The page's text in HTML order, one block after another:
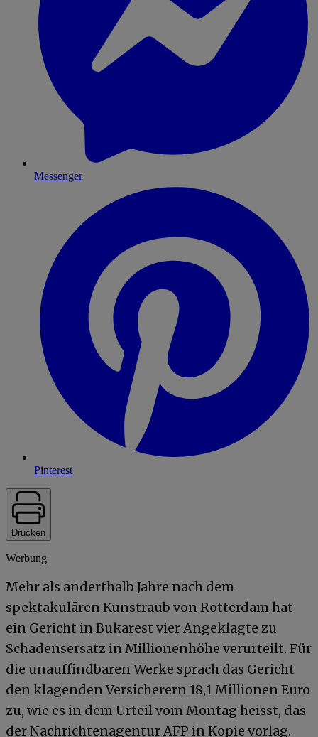
Messenger
Pinterest
Drucken
Werbung
Mehr als anderthalb Jahre nach dem
spektakulären Kunstraub von Rotterdam hat
ein Gericht in Bukarest vier Angeklagte zu
Schadensersatz in Millionenhöhe verurteilt. Für
die unauffindbaren Werke sprach das Gericht
den klagenden Versicherern 18,1 Millionen Euro
zu, wie es in dem Urteil vom Montag heisst, das
der Nachrichtenagentur AFP in Kopie vorlag.